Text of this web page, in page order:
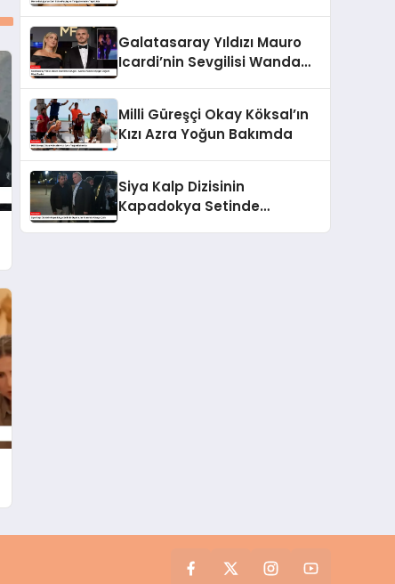
Galatasaray Yıldızı Mauro
Icardi’nin Sevgilisi Wanda
Milli Güreşçi Okay Köksal’ın
Kızı Azra Yoğun Bakımda
Siya Kalp Dizisinin
Kapadokya Setinde